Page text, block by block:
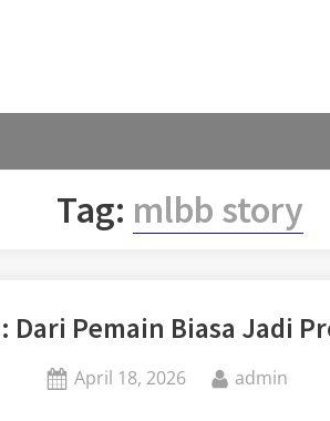
Tag: mlbb story
Dari Pemain Biasa Jadi
Posted
April 18, 2026 By
admin